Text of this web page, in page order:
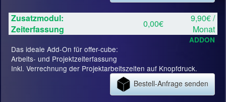
Zusatzmodul:
Zeiterfassung
0,00€
9,90€ /
Monat
ADDON
Das ideale Add-On für offer-cube:
Arbeits- und Projektzeiterfassung
Inkl. Verrechnung der Projektarbeitszeiten auf Knopfdruck.
Bestell-Anfrage senden